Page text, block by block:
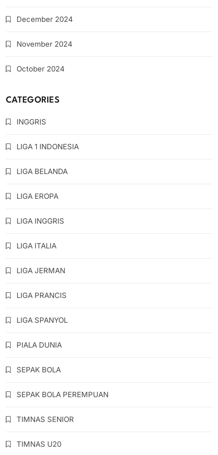
December 2024
November 2024
October 2024
CATEGORIES
INGGRIS
LIGA 1 INDONESIA
LIGA BELANDA
LIGA EROPA
LIGA INGGRIS
LIGA ITALIA
LIGA JERMAN
LIGA PRANCIS
LIGA SPANYOL
PIALA DUNIA
SEPAK BOLA
SEPAK BOLA PEREMPUAN
TIMNAS SENIOR
TIMNAS U20